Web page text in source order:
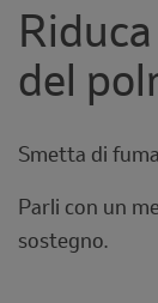
Description
del
Smetta di
Parli con un
sostegno.